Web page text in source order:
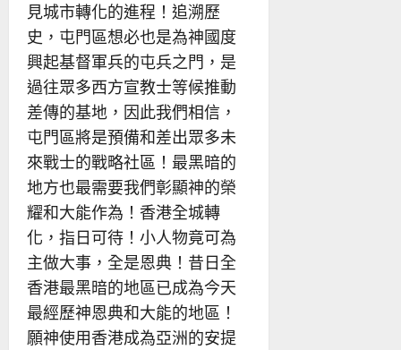
見城市轉化的進程！追溯歷
史，屯門區想必也是為神國度
興起基督軍兵的屯兵之門，是
過往眾多西方宣教士等候推動
差傳的基地，因此我們相信，
屯門區將是預備和差出眾多未
來戰士的戰略社區！最黑暗的
地方也最需要我們彰顯神的榮
耀和大能作為！香港全城轉
化，指日可待！小人物竟可為
主做大事，全是恩典！昔日全
香港最黑暗的地區已成為今天
最經歷神恩典和大能的地區！
願神使用香港成為亞洲的安提